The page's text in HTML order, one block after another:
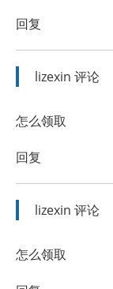
回复
lizexin 评论
怎么领取
回复
lizexin 评论
怎么领取